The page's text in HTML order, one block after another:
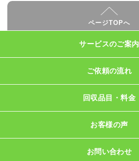
ページTOPへ
サービスのご案内
ご依頼の流れ
回収品目・料金
お客様の声
お問い合わせ